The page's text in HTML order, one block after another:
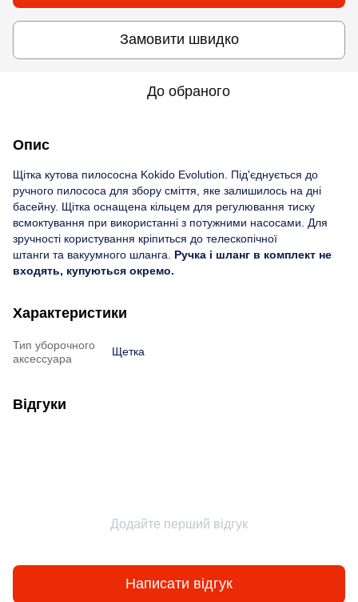
Замовити швидко
До обраного
Опис
Щітка кутова пилососна Kokido Evolution. Під'єднується до
ручного пилососа для збору сміття, яке залишилось на дні
басейну. Щітка оснащена кільцем для регулювання тиску
всмоктування при використанні з потужними насосами. Для
зручності користування кріпиться до телескопічної
штанги та вакуумного шланга. Ручка і шланг в комплект не
входять, купуються окремо.
Характеристики
Тип уборочного
аксессуара
Щетка
Відгуки
Додайте перший відгук
Написати відгук